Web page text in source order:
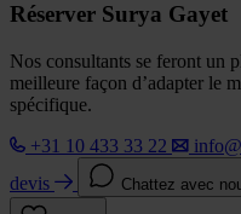
Réserver Surya Gayet
Nos consultants se feront un
meilleure façon d’adapter le
spécifique.
+31 10 433 33 22
devis
Chattez avec